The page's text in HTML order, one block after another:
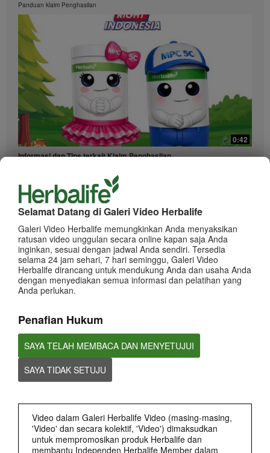
Selamat Datang di Galeri Video Herbalife
Galeri Video Herbalife memungkinkan Anda menyaksikan
ratusan video unggulan secara online kapan saja Anda
inginkan, sesuai dengan jadwal Anda sendiri. Tersedia
selama 24 jam sehari, 7 hari seminggu, Galeri Video
Herbalife dirancang untuk mendukung Anda dan usaha Anda
dengan menyediakan semua informasi dan pelatihan yang
Anda perlukan.
Penafian Hukum
SAYA TELAH MEMBACA DAN MENYETUJUI
SAYA TIDAK SETUJU
Video dalam Galeri Herbalife Video (masing-masing,
'Video' dan secara kolektif, 'Video') dimaksudkan
untuk mempromosikan produk Herbalife dan
membantu Independen Herbalife Member dalam
Panduan klaim Penghasilan
0:42
Informasi dan Tips terkait Klaim Penghasilan
Herbalife Indonesia bangga untuk menjadi nutrition partner Atlet
Sepak Bola Nasional Indonesia.